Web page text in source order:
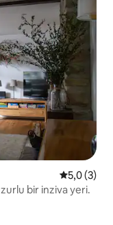
55,0 (3)
bir inziva yeri.